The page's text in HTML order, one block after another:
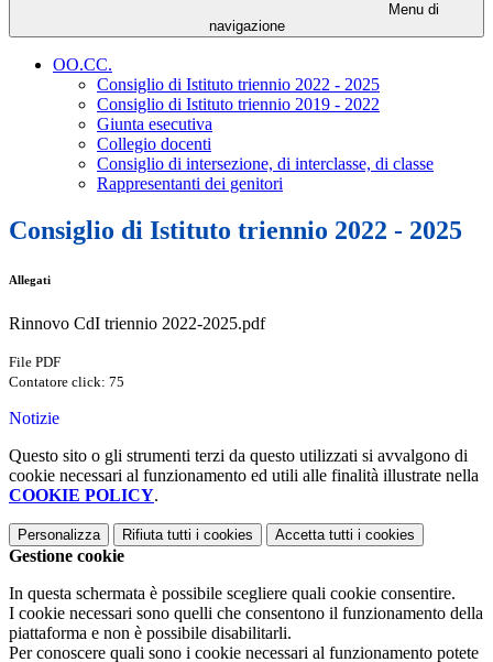
Menu di
navigazione
OO.CC.
Consiglio di Istituto triennio 2022 - 2025
Consiglio di Istituto triennio 2019 - 2022
Giunta esecutiva
Collegio docenti
Consiglio di intersezione, di interclasse, di classe
Rappresentanti dei genitori
Consiglio di Istituto triennio 2022 - 2025
Allegati
Rinnovo CdI triennio 2022-2025.pdf
File PDF
Contatore click: 75
Notizie
Questo sito o gli strumenti terzi da questo utilizzati si avvalgono di
cookie necessari al funzionamento ed utili alle finalità illustrate nella
COOKIE POLICY.
Personalizza Rifiuta tutti i cookies Accetta tutti i cookies
Gestione cookie
In questa schermata è possibile scegliere quali cookie consentire.
I cookie necessari sono quelli che consentono il funzionamento della
piattaforma e non è possibile disabilitarli.
Per conoscere quali sono i cookie necessari al funzionamento potete